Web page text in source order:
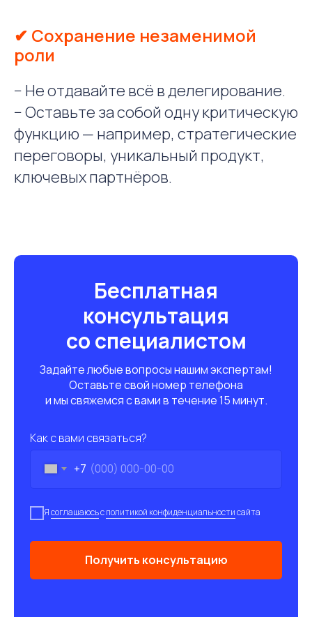
✔ Сохранение незаменимой
роли
− Не отдавайте всё в делегирование.
− Оставьте за собой одну критическую
функцию — например, стратегические
переговоры, уникальный продукт,
ключевых партнёров.
Бесплатная
консультация
со специалистом
Задайте любые вопросы нашим экспертам!
Оставьте свой номер телефона
и мы свяжемся с вами в течение 15 минут.
Как с вами связаться?
+7
Ясоглашаюсьсполитикой конфиденциальностисайта
Получить консультацию